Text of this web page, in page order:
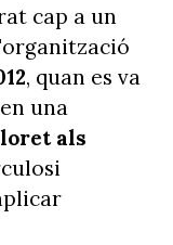
cap a un
, quan es va
en una
als